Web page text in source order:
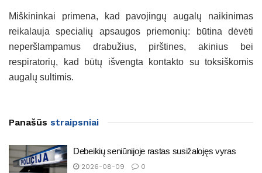
Miškininkai primena, kad pavojingų augalų naikinimas
reikalauja specialių apsaugos priemonių: būtina dėvėti
neperšlampamus drabužius, pirštines, akinius bei
respiratorių, kad būtų išvengta kontakto su toksiškomis
augalų sultimis.
Panašūs straipsniai
Debeikių seniūnijoje rastas susižalojęs vyras
2026-08-09 0